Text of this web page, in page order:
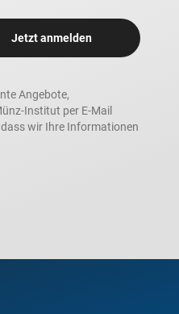
Jetzt anmelden
Angebote,
Institut per E-Mail
wir Ihre Informationen